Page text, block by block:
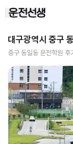
대구광역시 중구
중구 동일동 운전학원 후